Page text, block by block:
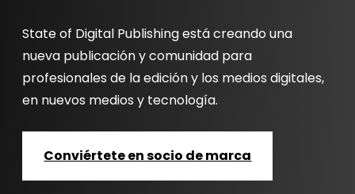
State of Digital Publishing está creando una
nueva publicación y comunidad para
profesionales de la edición y los medios digitales,
en nuevos medios y tecnología.
Conviértete en socio de marca